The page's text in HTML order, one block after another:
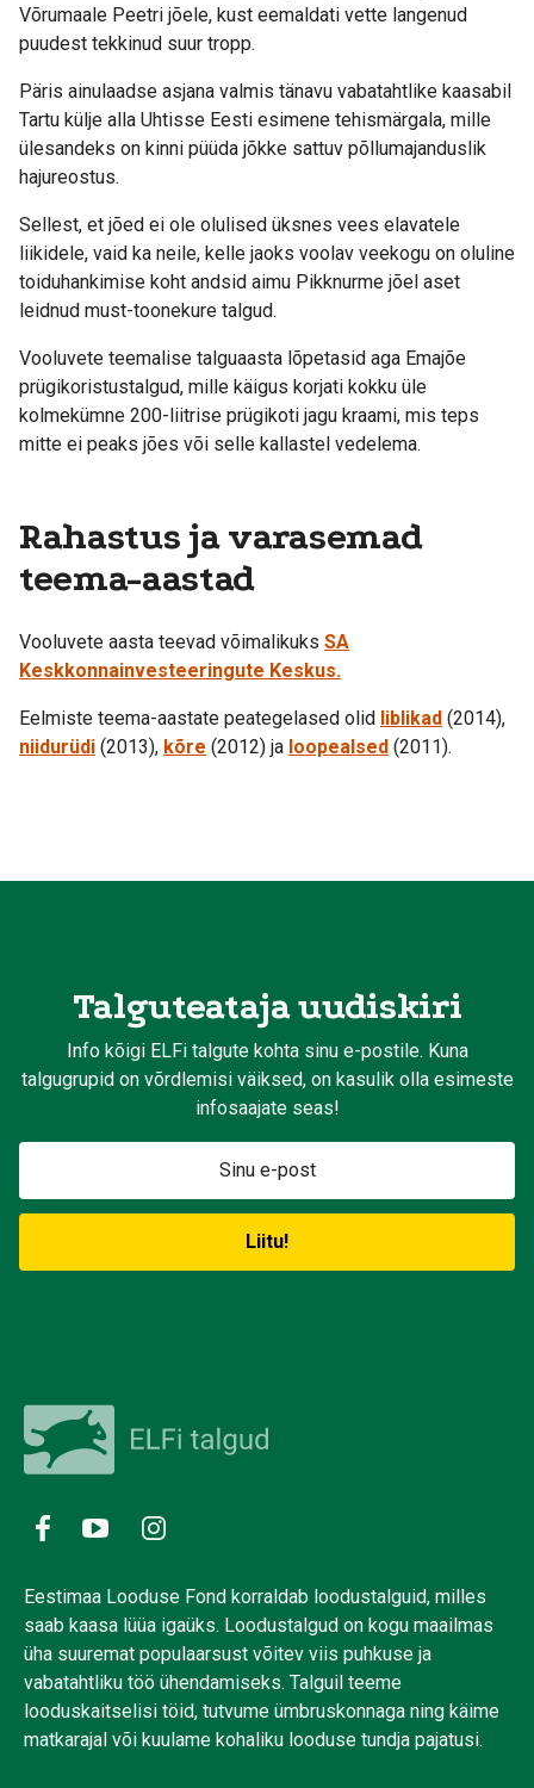
Võrumaale Peetri jõele, kust eemaldati vette langenud
puudest tekkinud suur tropp.
Päris ainulaadse asjana valmis tänavu vabatahtlike kaasabil
Tartu külje alla Uhtisse Eesti esimene tehismärgala, mille
ülesandeks on kinni püüda jõkke sattuv põllumajanduslik
hajureostus.
Sellest, et jõed ei ole olulised üksnes vees elavatele
liikidele, vaid ka neile, kelle jaoks voolav veekogu on oluline
toiduhankimise koht andsid aimu Pikknurme jõel aset
leidnud must-toonekure talgud.
Vooluvete teemalise talguaasta lõpetasid aga Emajõe
prügikoristustalgud, mille käigus korjati kokku üle
kolmekümne 200-liitrise prügikoti jagu kraami, mis teps
mitte ei peaks jões või selle kallastel vedelema.
Rahastus ja varasemad
teema-aastad
Vooluvete aasta teevad võimalikuks SA
Keskkonnainvesteeringute Keskus.
Eelmiste teema-aastate peategelased olid liblikad (2014),
niidurüdi (2013), kõre (2012) ja loopealsed (2011).
Talguteataja uudiskiri
Info kõigi ELFi talgute kohta sinu e-postile. Kuna
talgugrupid on võrdlemisi väiksed, on kasulik olla esimeste
infosaajate seas!
Eestimaa Looduse Fond korraldab loodustalguid, milles
saab kaasa lüüa igaüks. Loodustalgud on kogu maailmas
üha suuremat populaarsust võitev viis puhkuse ja
vabatahtliku töö ühendamiseks. Talguil teeme
looduskaitselisi töid, tutvume ümbruskonnaga ning käime
matkarajal või kuulame kohaliku looduse tundja pajatusi.